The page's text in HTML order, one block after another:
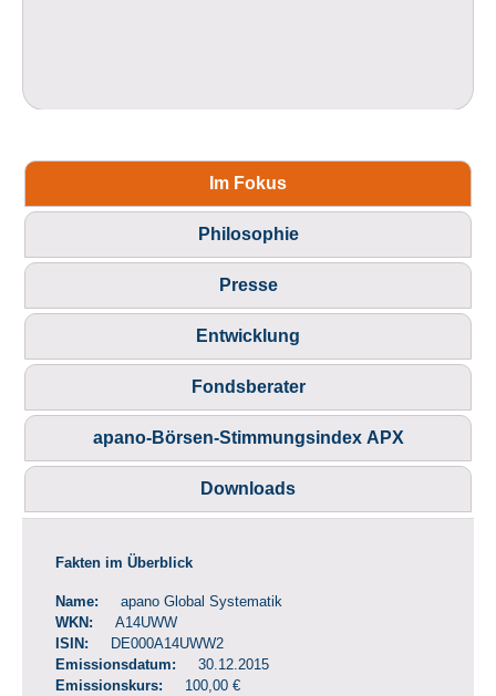
Im Fokus
Philosophie
Presse
Entwicklung
Fondsberater
apano-Börsen-Stimmungsindex APX
Downloads
Fakten im Überblick
Name: apano Global Systematik
WKN:
A14UWW
ISIN:
DE000A14UWW2
Emissionsdatum: 30.12.2015
Emissionskurs: 100,00 €